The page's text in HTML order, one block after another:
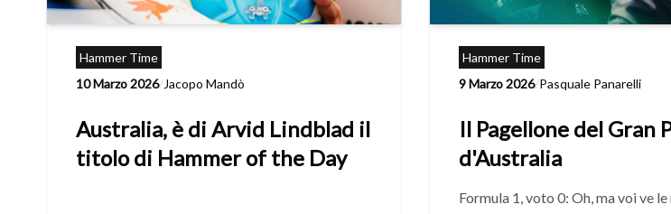
Hammer Time
10 Marzo 2026/Jacopo Mandò
Australia, è di Arvid Lindblad il
titolo di Hammer of the Day
Hammer Time
9 Marzo 2026/Pasquale Panarelli
Il Pagellone del Gran
d'Australia
Formula 1, voto 0: Oh, ma voi ve